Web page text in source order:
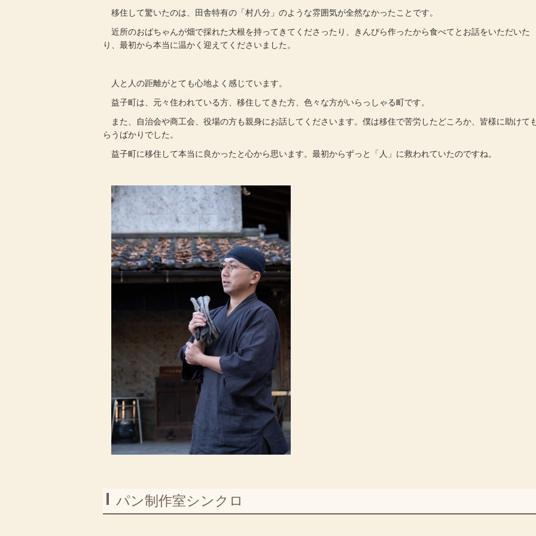
移住して驚いたのは、田舎特有の「村八分」のような雰囲気が全然なかったことです。
近所のおばちゃんが畑で採れた大根を持ってきてくださったり、きんぴら作ったから食べてとお話をいただいた
り、最初から本当に温かく迎えてくださいました。
人と人の距離がとても心地よく感じています。
益子町は、元々住われている方、移住してきた方、色々な方がいらっしゃる町です。
また、自治会や商工会、役場の方も親身にお話してくださいます。僕は移住で苦労したどころか、皆様に助けて
らうばかりでした。
益子町に移住して本当に良かったと心から思います。最初からずっと「人」に救われていたのですね。
パン制作室シンクロ